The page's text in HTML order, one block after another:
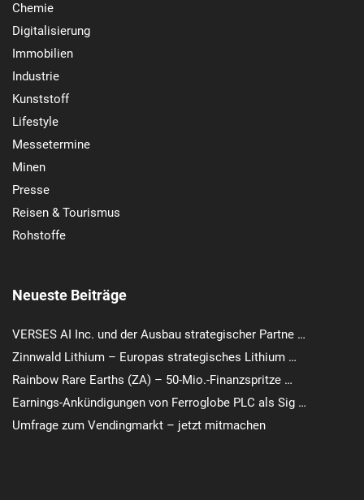
Chemie
Digitalisierung
Immobilien
Industrie
Kunststoff
Lifestyle
Messetermine
Minen
Presse
Reisen & Tourismus
Rohstoffe
Neueste Beiträge
VERSES AI Inc. und der Ausbau strategischer Partne …
Zinnwald Lithium – Europas strategisches Lithium …
Rainbow Rare Earths (ZA) – 50-Mio.-Finanzspritze …
Earnings-Ankündigungen von Ferroglobe PLC als Sig …
Umfrage zum Vendingmarkt – jetzt mitmachen